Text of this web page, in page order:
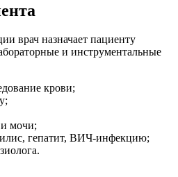
врач назначает пациенту
и инструментальные
крови;
мочи;
гепатит, ВИЧ-инфекцию;